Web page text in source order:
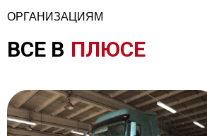
ОРГАНИЗАЦИЯМ
ПЛЮСЕ
ВСЕ В